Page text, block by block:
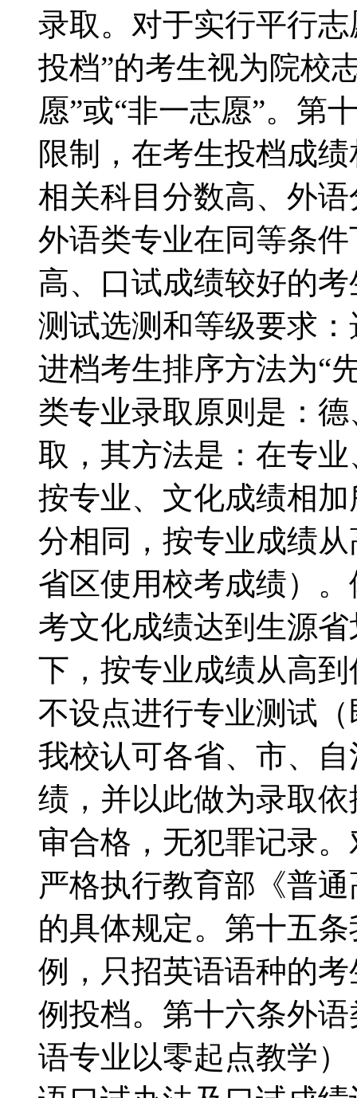
录取。对于实行平行
投档”的考生视为院校
愿”或“非一志愿”。第
限制，在考生投档成
相关科目分数高、外
外语类专业在同等条
高、口试成绩较好的
测试选测和等级要求
进档考生排序方法为“
类专业录取原则是：
取，其方法是：在专
按专业、文化成绩相
分相同，按专业成绩
省区使用校考成绩）
考文化成绩达到生源
下，按专业成绩从高
不设点进行专业测试
我校认可各省、市、
绩，并以此做为录取
审合格，无犯罪记录
严格执行教育部《普
的具体规定。第十五
例，只招英语语种的
例投档。第十六条外
语专业以零起点教学